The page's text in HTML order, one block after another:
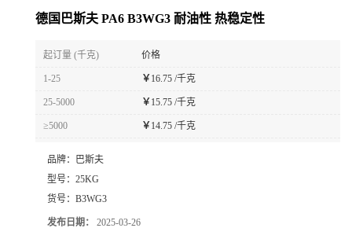
德国巴斯夫 PA6 B3WG3 耐油性 热稳定性
起订量 (千克) 价格
1-25 ￥16.75 /千克
25-5000 ￥15.75 /千克
≥5000 ￥14.75 /千克
品牌：
巴斯夫
型号： 25KG
货号： B3WG3
发布日期： 2025-03-26